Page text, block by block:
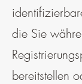
die Sie
bereitstellen